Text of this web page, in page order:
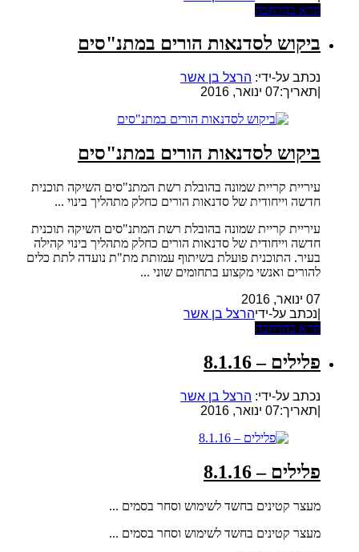
קרא בהרחבה
ביקוש לסדנאות הורים במתנ"סים
נכתב על-ידי: הרצל בן אשר
תאריך:07 ינואר, 2016
ביקוש לסדנאות הורים במתנ"סים
עיריית קריית שמונה בהובלת רשת המתנ"סים השיקה תוכנית
חדשה וייחודית של סדנאות הורים כחלק מתהליך בינוי ...
עיריית קריית שמונה בהובלת רשת המתנ"סים השיקה תוכנית
חדשה וייחודית של סדנאות הורים כחלק מתהליך בינוי קהילה
בעיר. התוכנית פועלת בשיתוף עמותת מת"ת נועדה לתת כלים
להורים ואנשי מקצוע בתחומים שוני ...
07 ינואר, 2016
|נכתב על-ידיהרצל בן אשר
קרא בהרחבה
פלילים – 8.1.16
נכתב על-ידי: הרצל בן אשר
תאריך:07 ינואר, 2016
פלילים – 8.1.16
מעצר קטינים בחשד לשימוש וסחר בסמים ...
מעצר קטינים בחשד לשימוש וסחר בסמים ...